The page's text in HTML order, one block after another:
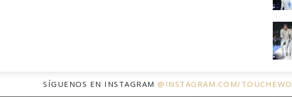
SÍGUENOS EN INSTAGRAM @INSTAGRAM.COM/